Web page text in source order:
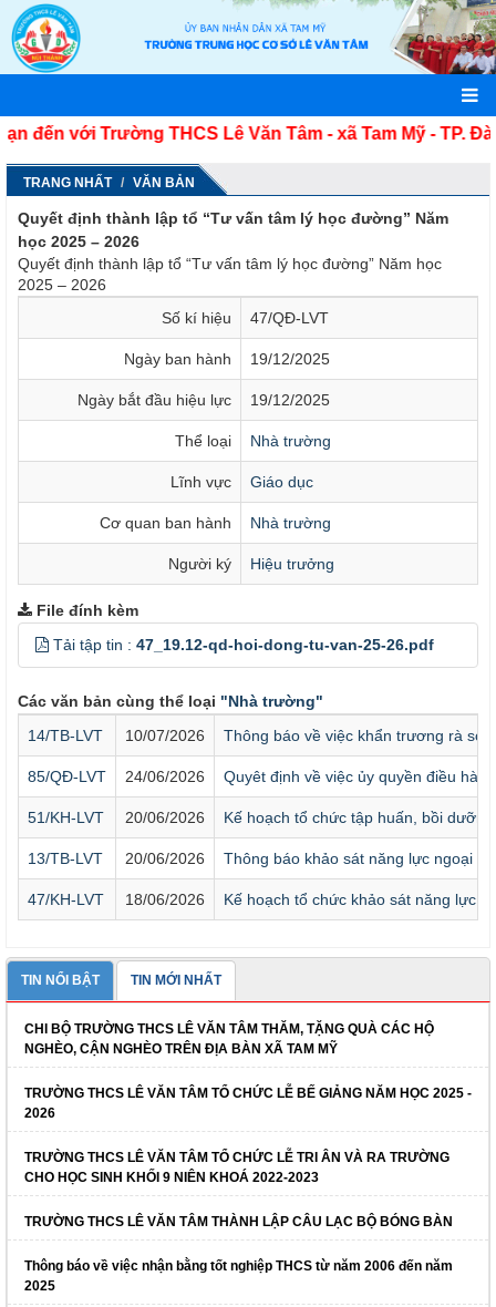
đến với Trường THCS Lê Văn Tâm - xã Tam Mỹ - TP. Đà
TRANG NHẤT VĂN BẢN
Quyết định thành lập tổ “Tư vấn tâm lý học đường” Năm
học 2025 – 2026
Quyết định thành lập tổ “Tư vấn tâm lý học đường” Năm học
2025 – 2026
Số kí hiệu
47/QĐ-LVT
Ngày ban hành 19/12/2025
Ngày bắt đầu hiệu lực 19/12/2025
Thể loại Nhà trường
Lĩnh vực Giáo dục
Cơ quan ban hành Nhà trường
Người ký Hiệu trưởng
File đính kèm
Tải tập tin : 47_19.12-qd-hoi-dong-tu-van-25-26.pdf
Các văn bản cùng thể loại "Nhà trường"
14/TB-LVT
10/07/2026 Thông báo về việc khẩn trương rà
85/QĐ-LVT 24/06/2026 Quyêt định về việc ủy quyền điều
51/KH-LVT 20/06/2026 Kế hoạch tổ chức tập huấn, bồi
13/TB-LVT 20/06/2026 Thông báo khảo sát năng lực ngoại
47/KH-LVT 18/06/2026 Kế hoạch tổ chức khảo sát năng lực
TIN NỔI BẬT TIN MỚI NHẤT
CHI BỘ TRƯỜNG THCS LÊ VĂN TÂM THĂM, TẶNG QUÀ CÁC HỘ
NGHÈO, CẬN NGHÈO TRÊN ĐỊA BÀN XÃ TAM MỸ
TRƯỜNG THCS LÊ VĂN TÂM TỔ CHỨC LỄ BẾ GIẢNG NĂM HỌC 2025 -
2026
TRƯỜNG THCS LÊ VĂN TÂM TỔ CHỨC LỄ TRI ÂN VÀ RA TRƯỜNG
CHO HỌC SINH KHỐI 9 NIÊN KHOÁ 2022-2023
TRƯỜNG THCS LÊ VĂN TÂM THÀNH LẬP CÂU LẠC BỘ BÓNG BÀN
Thông báo về việc nhận bằng tốt nghiệp THCS từ năm 2006 đến năm
2025